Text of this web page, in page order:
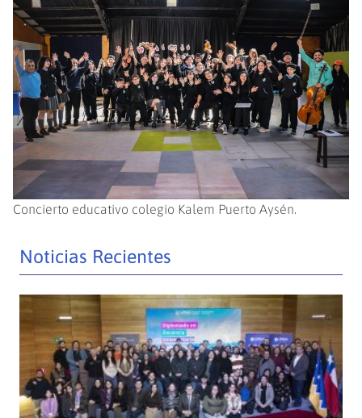
Concierto educativo colegio Kalem Puerto Aysén.
Noticias Recientes